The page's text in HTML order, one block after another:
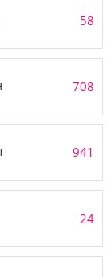
58
708
941
24